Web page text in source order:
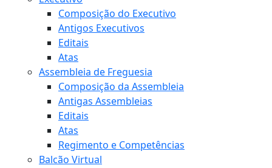
Composição do Executivo
Antigos Executivos
Editais
Atas
Assembleia de Freguesia
Composição da Assembleia
Antigas Assembleias
Editais
Atas
Regimento e Competências
Balcão Virtual